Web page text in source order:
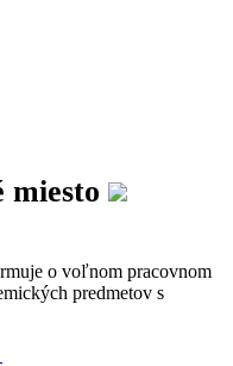
miesto
o voľnom pracovnom
predmetov s